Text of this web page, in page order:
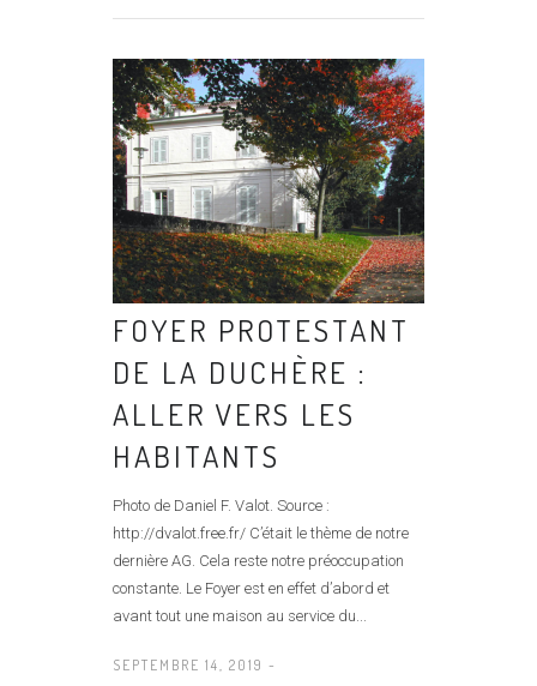
FOYER PROTESTANT
DE LA DUCHÈRE :
ALLER VERS LES
HABITANTS
Photo de Daniel F. Valot. Source :
http://dvalot.free.fr/ C’était le thème de notre
dernière AG. Cela reste notre préoccupation
constante. Le Foyer est en effet d’abord et
avant tout une maison au service du...
SEPTEMBRE 14, 2019 -